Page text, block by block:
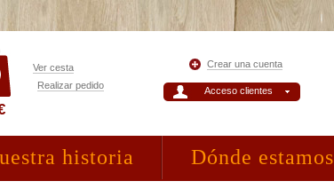
Acceso clientes
Crear una cuenta
Ver cesta
Realizar pedido
historia Dónde estamos